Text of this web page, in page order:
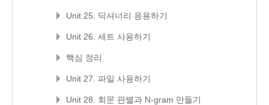
Unit 25. 딕셔너리 응용하기
Unit 26. 세트 사용하기
핵심 정리
Unit 27. 파일 사용하기
Unit 28. 회문 판별과 N-gram 만들기